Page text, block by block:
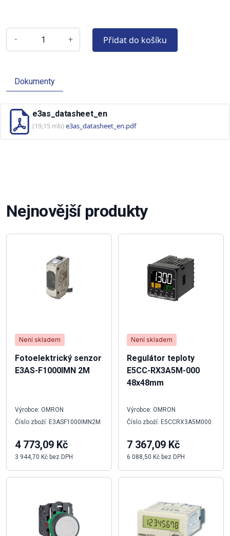
- + Přidat do košíku
Dokumenty
e3as_datasheet_en
(19,15 mb)e3as_datasheet_en.pdf
Nejnovější produkty
Není skladem
Fotoelektrický senzor
E3AS-F1000IMN 2M
Výrobce: OMRON
Číslo zboží: E3ASF1000IMN2M
4 773,09 Kč
3 944,70 Kč bez DPH
Není skladem
Regulátor teploty
E5CC-RX3A5M-000
48x48mm
Výrobce: OMRON
Číslo zboží: E5CCRX3A5M000
7 367,09 Kč
6 088,50 Kč bez DPH